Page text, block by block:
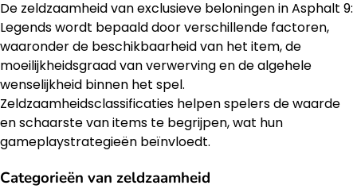
De zeldzaamheid van exclusieve beloningen in Asphalt 9:
Legends wordt bepaald door verschillende factoren,
waaronder de beschikbaarheid van het item, de
moeilijkheidsgraad van verwerving en de algehele
wenselijkheid binnen het spel.
Zeldzaamheidsclassificaties helpen spelers de waarde
en schaarste van items te begrijpen, wat hun
gameplaystrategieën beïnvloedt.
Categorieën van zeldzaamheid